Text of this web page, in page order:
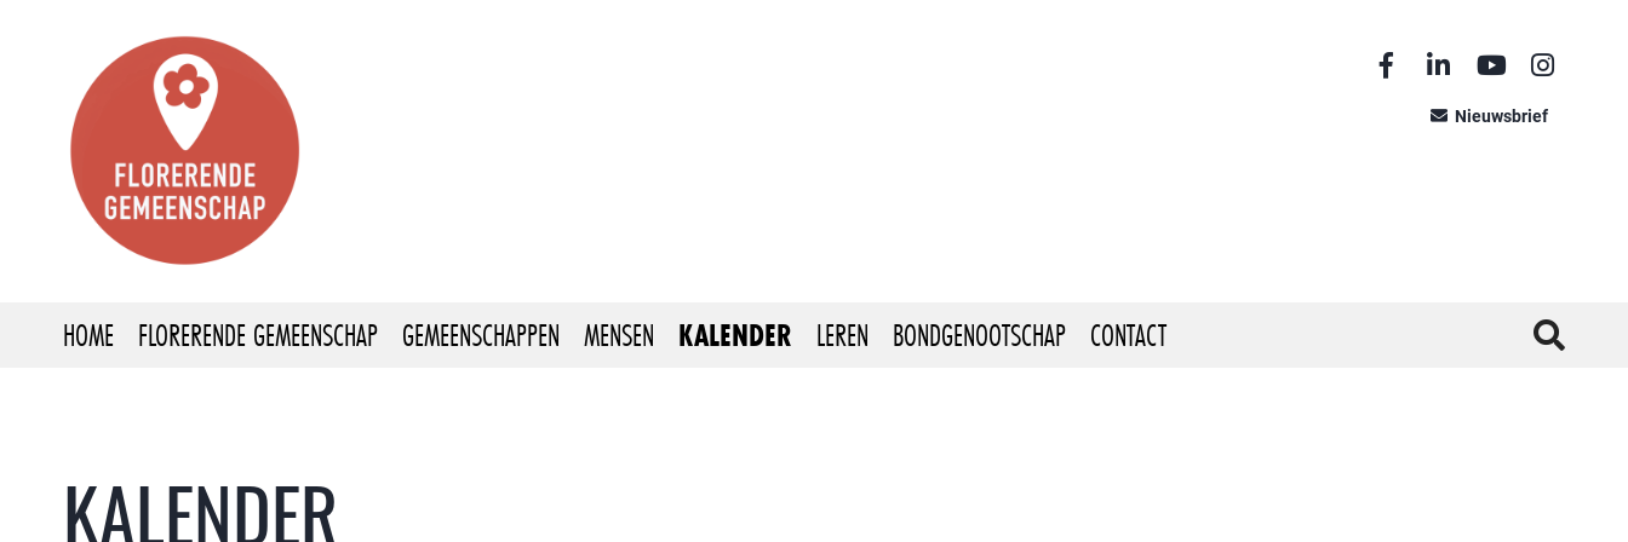
Nieuwsbrief
HOME FLORERENDE GEMEENSCHAP GEMEENSCHAPPEN MENSEN KALENDER LEREN BONDGENOOTSCHAP CONTACT
KALENDER